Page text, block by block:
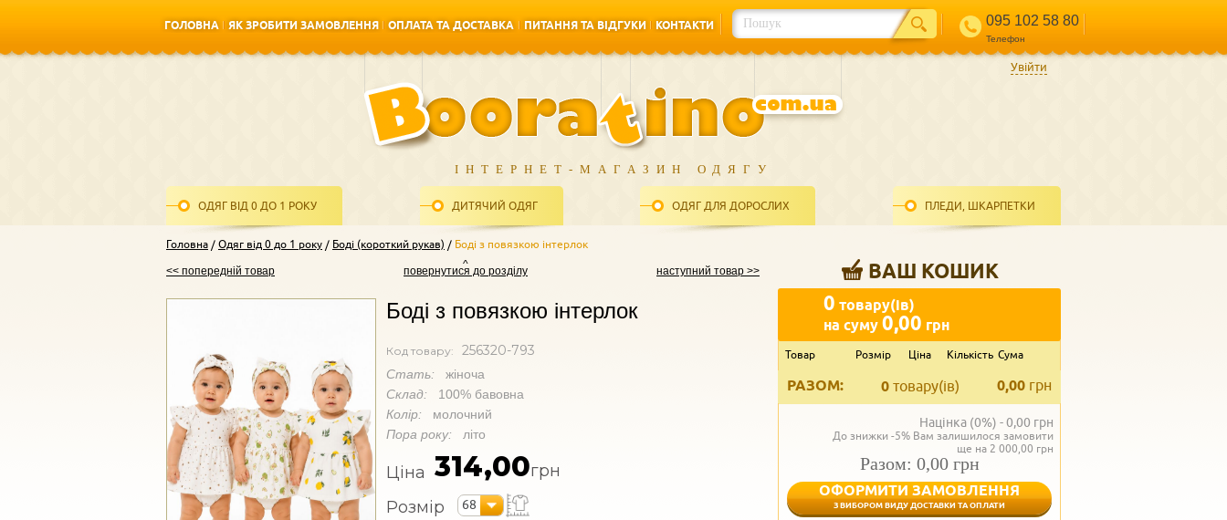
ГОЛОВНА
ЯК ЗРОБИТИ ЗАМОВЛЕННЯ
ОПЛАТА ТА ДОСТАВКА
ПИТАННЯ ТА ВІДГУКИ
КОНТАКТИ
095 102 58 80
Телефон
ІНТЕРНЕТ-МАГАЗИН ОДЯГУ
ОДЯГ ВІД 0 ДО 1 РОКУ ДИТЯЧИЙ ОДЯГ ОДЯГ ДЛЯ ДОРОСЛИХ ПЛЕДИ, ШКАРПЕТКИ
Увійти
Головна Одяг від 0 до 1 року Боді (короткий рукав) Боді з повязкою інтерлок
ВАШ КОШИК
0 товару(ів)
на суму0,00 грн
Товар Розмір Ціна Кількість Сума
РАЗОМ: 0,00 грн
0 товару(ів)
Націнка (0%) -0,00 грн
До знижки -5% Вам залишилося замовити
ще на 2 000,00 грн
Разом: 0,00 грн
ОФОРМИТИ ЗАМОВЛЕННЯ
З ВИБОРОМ ВИДУ ДОСТАВКИ ТА ОПЛАТИ
<< попередній товар наступний товар >>
повернутися до розділу
Боді з повязкою інтерлок
Код товару: 256320-793
Стать: жіноча
Склад: 100% бавовна
Колір: молочний
Пора року: літо
Ціна 314,00грн
Розмір
68